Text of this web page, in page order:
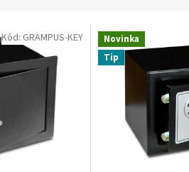
Kód: GRAMPUS-KEY
Novinka
Tip